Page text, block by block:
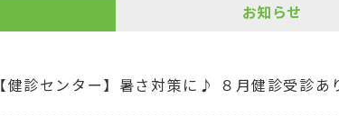
お知らせ
【健診センター】暑さ対策に♪ ８月健診受診あ